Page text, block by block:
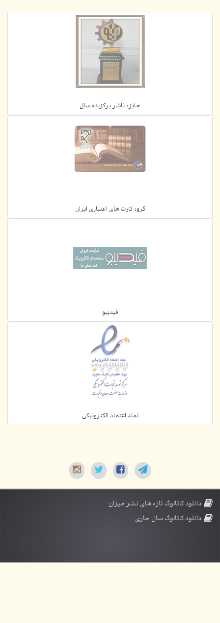
جایزه ناشر برگزیده سال
گروه کارت های اعتباری ایران
فیدیبو
نماد اعتماد الکترونیکی
دانلود کاتالوگ تازه های نشر میزان
دانلود کاتالوگ سال جاری